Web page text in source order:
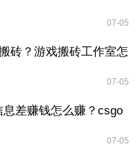
07-05
砖？游戏搬砖工作室怎
07-05
差赚钱怎么赚？csgo
07-05